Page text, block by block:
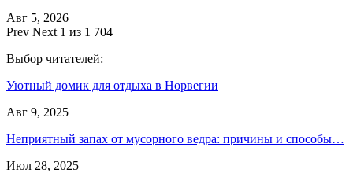
Авг 5, 2026
Prev Next 1 из 1 704
Выбор читателей:
Уютный домик для отдыха в Норвегии
Авг 9, 2025
Неприятный запах от мусорного ведра: причины и способы…
Июл 28, 2025